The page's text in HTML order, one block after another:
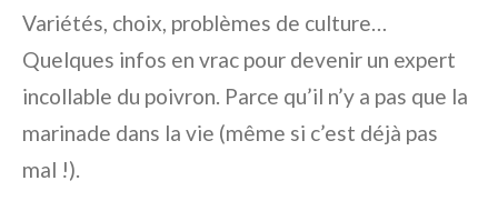
Variétés, choix, problèmes de culture…
Quelques infos en vrac pour devenir un expert
incollable du poivron. Parce qu’il n’y a pas que la
marinade dans la vie (même si c’est déjà pas
mal !).